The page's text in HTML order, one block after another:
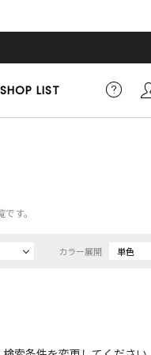
SHOP LIST
す。
カラー展開 単色